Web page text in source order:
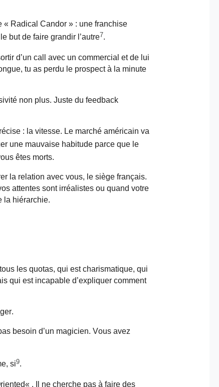
Radical Candor » : une franchise
but de faire grandir l’autre7.
d’un call avec un commercial et de lui
tu as perdu le prospect à la minute
non plus. Juste du feedback
: la vitesse. Le marché américain va
une mauvaise habitude parce que le
êtes morts.
la relation avec vous, le siège français.
attentes sont irréalistes ou quand votre
la hiérarchie.
les quotas, qui est charismatique, qui
qui est incapable d’expliquer comment
besoin d’un magicien. Vous avez
si9.
« . Il ne cherche pas à faire des